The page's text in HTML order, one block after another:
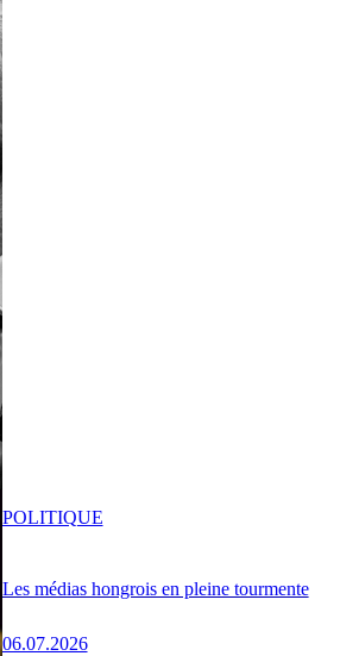
Les médias hongrois en pleine tourmente
06.07.2026
POLITIQUE